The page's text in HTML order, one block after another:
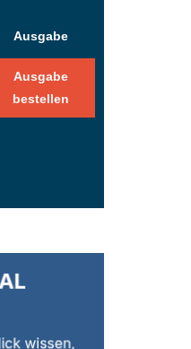
Ausgabe
Ausgabe
bestellen